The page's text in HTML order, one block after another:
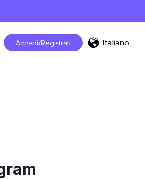
Accedi/Registrati Italiano